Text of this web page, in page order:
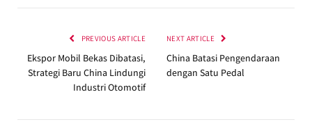
PREVIOUS ARTICLE
Ekspor Mobil Bekas Dibatasi,
Strategi Baru China Lindungi
Industri Otomotif
NEXT ARTICLE
China Batasi Pengendaraan
dengan Satu Pedal